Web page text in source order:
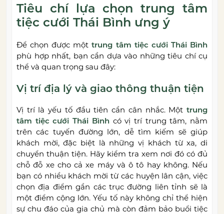
Tiêu chí lựa chọn trung tâm
tiệc cưới Thái Bình ưng ý
Để chọn được mộttrung tâm tiệc cưới Thái Bình
phù hợp nhất, bạn cần dựa vào những tiêu chí cụ
thể và quan trọng sau đây:
Vị trí địa lý và giao thông thuận tiện
Vị trí là yếu tố đầu tiên cần cân nhắc. Một trung
tâm tiệc cưới Thái Bình có vị trí trung tâm, nằm
trên các tuyến đường lớn, dễ tìm kiếm sẽ giúp
khách mời, đặc biệt là những vị khách từ xa, di
chuyển thuận tiện. Hãy kiểm tra xem nơi đó có đủ
chỗ đỗ xe cho cả xe máy và ô tô hay không. Nếu
bạn có nhiều khách mời từ các huyện lân cận, việc
chọn địa điểm gần các trục đường liên tỉnh sẽ là
một điểm cộng lớn. Yếu tố này không chỉ thể hiện
sự chu đáo của gia chủ mà còn đảm bảo buổi tiệc